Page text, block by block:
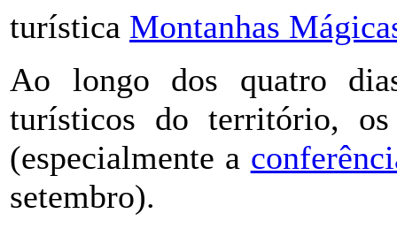
turística Montanhas
Ao longo dos quatro
turísticos do território, os
(especialmente a
setembro).